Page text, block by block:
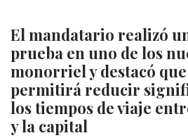
El mandatario realizó
prueba en uno de los
monorriel y destacó
permitirá reducir
los tiempos de viaje
y la capital